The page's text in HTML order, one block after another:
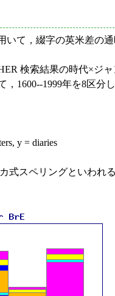
いて，綴字の英米差の
検索結果の時代×ジ
1600--1999年を8区分
y = diaries
スペリングといわれ